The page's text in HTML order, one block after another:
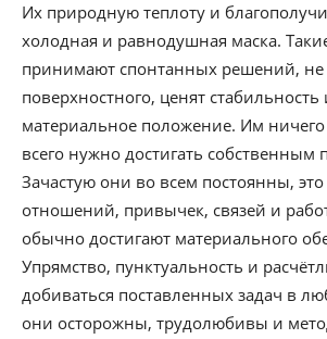
Их природную теплоту и
холодная и равнодушная маска.
принимают спонтанных решений, не
поверхностного, ценят
материальное положение. Им ничего
всего нужно достигать собственным
Зачастую они во всем постоянны, это
отношений, привычек, связей и
обычно достигают материального
Упрямство, пунктуальность и
добиваться поставленных задач в
они осторожны, трудолюбивы и